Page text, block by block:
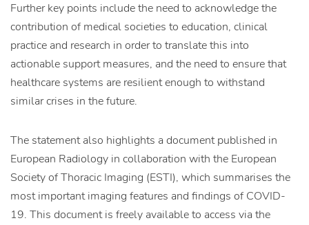
Further key points include the need to acknowledge the
contribution of medical societies to education, clinical
practice and research in order to translate this into
actionable support measures, and the need to ensure that
healthcare systems are resilient enough to withstand
similar crises in the future.
The statement also highlights a document published in
European Radiology in collaboration with the European
Society of Thoracic Imaging (ESTI), which summarises the
most important imaging features and findings of COVID-
19. This document is freely available to access via the